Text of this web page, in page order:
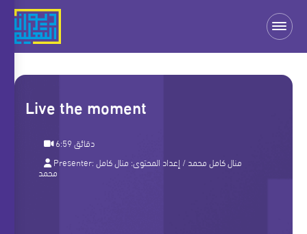
Live the moment
6:59 دقائق
Presenter:
منال كامل محمد/ إعداد المحتوى: منال كامل
محمد